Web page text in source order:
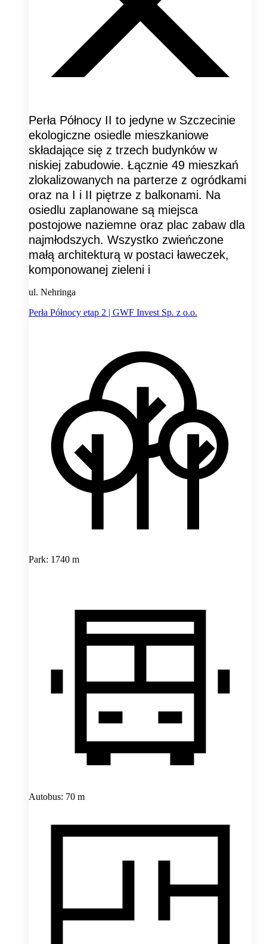
Perła Północy II to jedyne w Szczecinie
ekologiczne osiedle mieszkaniowe
składające się z trzech budynków w
niskiej zabudowie. Łącznie 49 mieszkań
zlokalizowanych na parterze z ogródkami
oraz na I i II piętrze z balkonami. Na
osiedlu zaplanowane są miejsca
postojowe naziemne oraz plac zabaw dla
najmłodszych. Wszystko zwieńczone
małą architekturą w postaci ławeczek,
komponowanej zieleni i
ul. Nehringa
Perła Północy etap 2 | GWF Invest Sp. z o.o.
Park: 1740 m
Autobus: 70 m